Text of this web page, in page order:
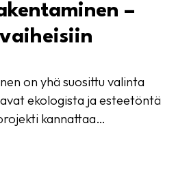
–
on yhä suosittu valinta
ekologista ja esteetöntä
kannattaa…